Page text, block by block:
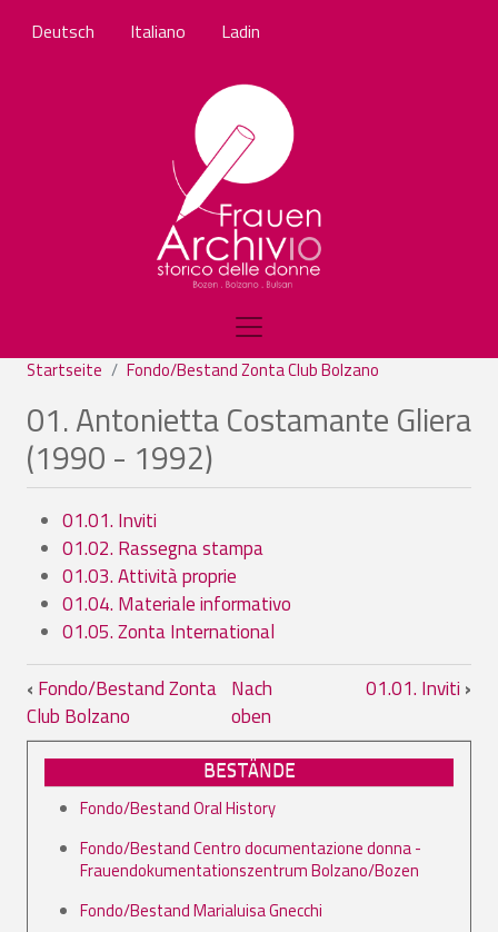
Deutsch Italiano Ladin
Startseite Fondo/Bestand Zonta Club Bolzano
01. Antonietta Costamante Gliera
(1990 - 1992)
01.01. Inviti
01.02. Rassegna stampa
01.03. Attività proprie
01.04. Materiale informativo
01.05. Zonta International
Links für das Blättern im Buch 01.
‹ Fondo/Bestand Zonta
Club Bolzano
Nach
oben
01.01. Inviti ›
BESTÄNDE
Fondo/Bestand Oral History
Fondo/Bestand Centro documentazione donna -
Frauendokumentationszentrum Bolzano/Bozen
Fondo/Bestand Marialuisa Gnecchi